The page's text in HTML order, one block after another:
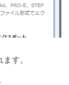
す。